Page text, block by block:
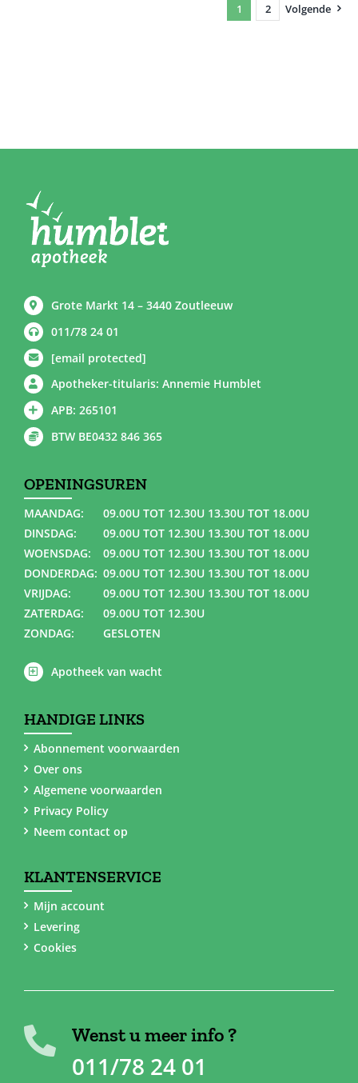
1 2 Volgende
Grote Markt 14 – 3440 Zoutleeuw
011/78 24 01
[email protected]
Apotheker-titularis: Annemie Humblet
APB: 265101
BTW BE0432 846 365
OPENINGSUREN
MAANDAG:
09.00U TOT 12.30U 13.30U TOT 18.00U
DINSDAG:
09.00U TOT 12.30U 13.30U TOT 18.00U
WOENSDAG:
09.00U TOT 12.30U 13.30U TOT 18.00U
DONDERDAG: 09.00U TOT 12.30U 13.30U TOT 18.00U
VRIJDAG:
09.00U TOT 12.30U 13.30U TOT 18.00U
ZATERDAG:
09.00U TOT 12.30U
ZONDAG:
GESLOTEN
Apotheek van wacht
HANDIGE LINKS
Abonnement voorwaarden
Over ons
Algemene voorwaarden
Privacy Policy
Neem contact op
KLANTENSERVICE
Mijn account
Levering
Cookies
Wenst u meer info ?
011/78 24 01